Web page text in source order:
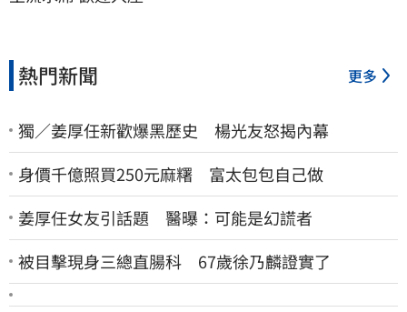
熱門新聞 更多
獨／姜厚任新歡爆黑歷史 楊光友怒揭內幕
身價千億照買250元麻糬 富太包包自己做
姜厚任女友引話題 醫曝：可能是幻謊者
被目擊現身三總直腸科 67歲徐乃麟證實了